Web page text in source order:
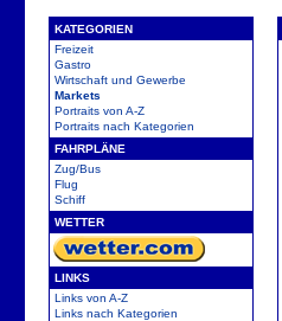
KATEGORIEN
Freizeit
Gastro
Wirtschaft und Gewerbe
Markets
Portraits von A-Z
Portraits nach Kategorien
FAHRPLÄNE
Zug/Bus
Flug
Schiff
WETTER
LINKS
Links von A-Z
Links nach Kategorien